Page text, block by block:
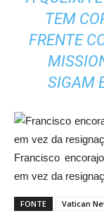
TEM
FRENTE
SIGAM
Francisco
em vez da
FONTE Vatican